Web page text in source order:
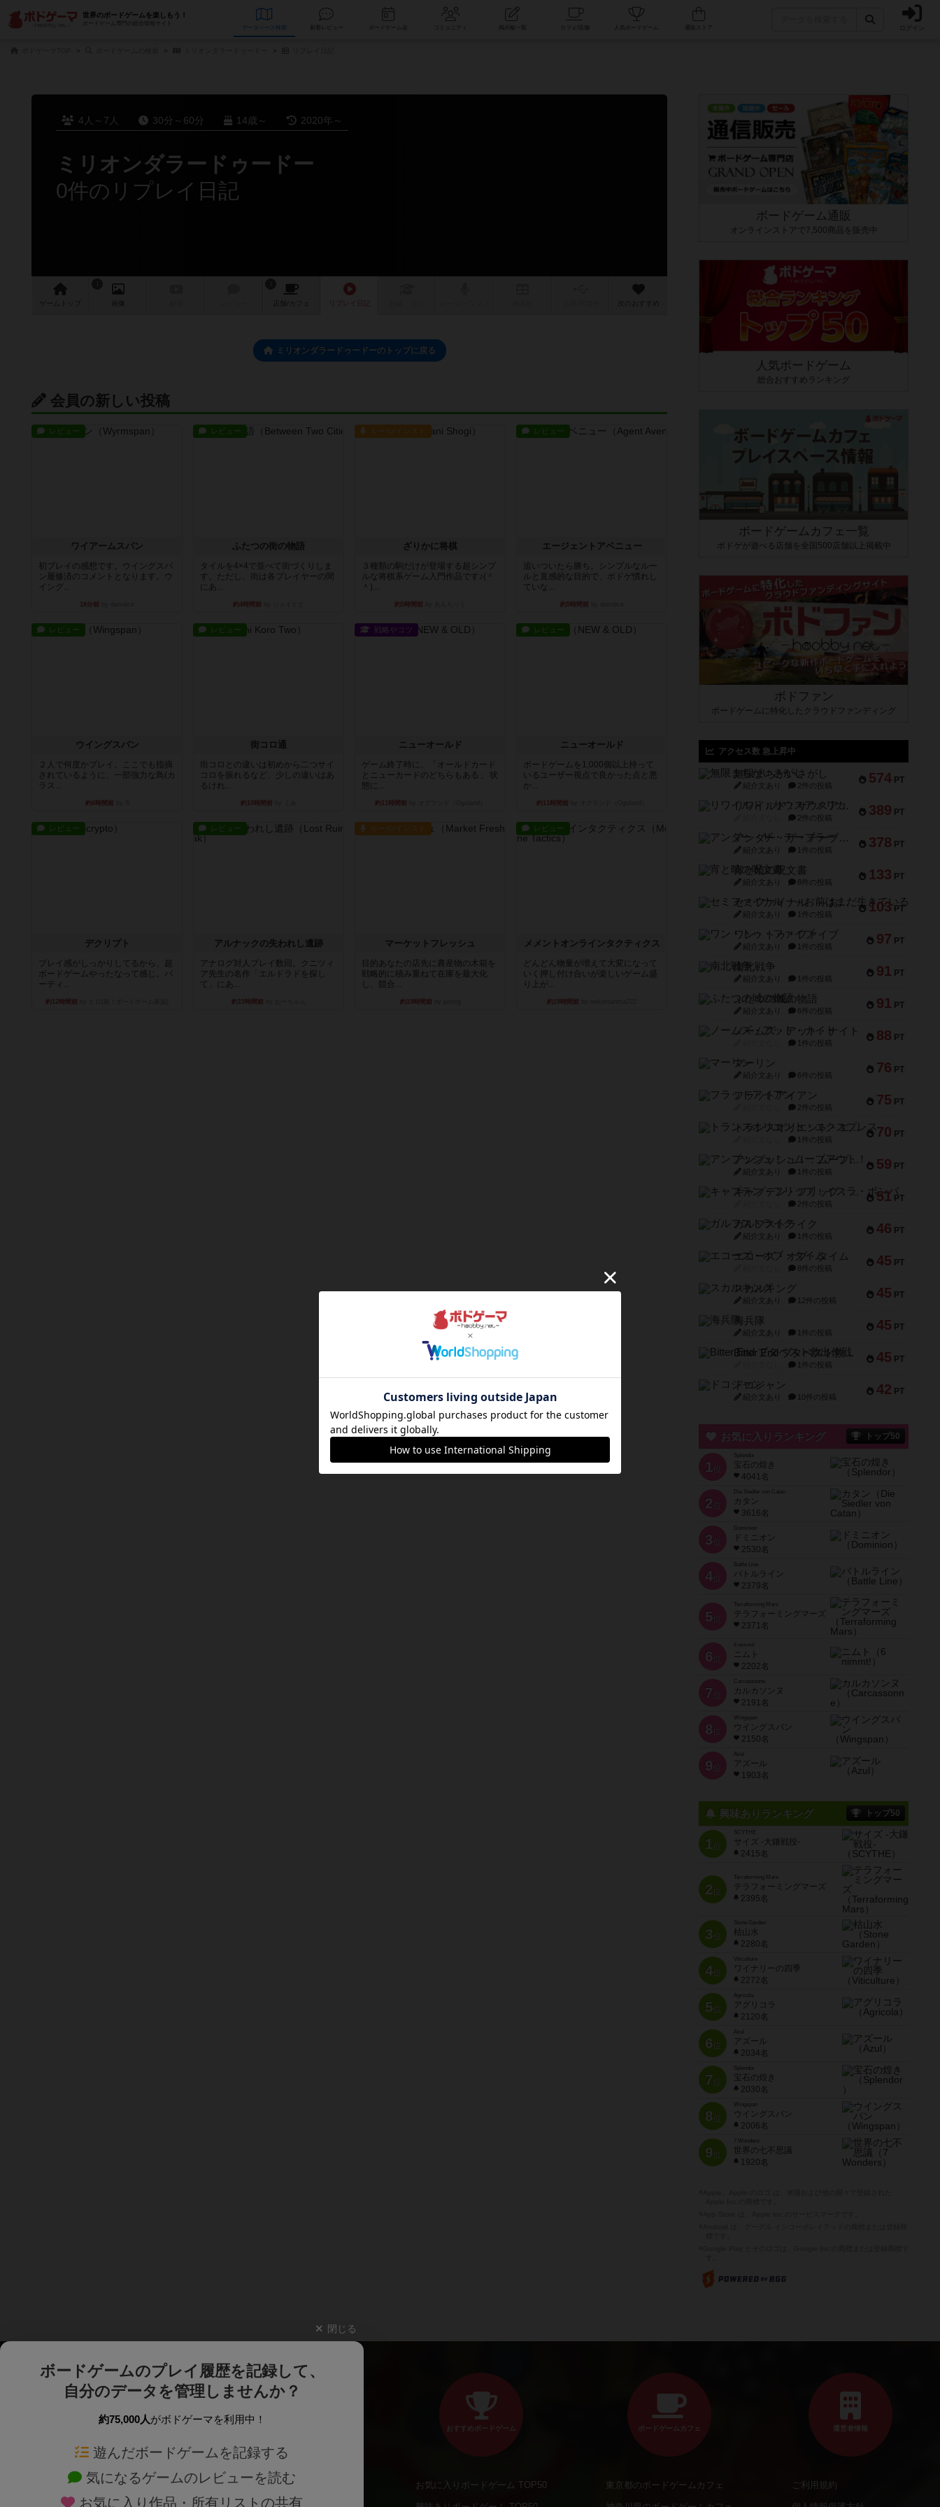
世界のボードゲームを楽しもう！
ボードゲーム専門の総合情報サイト
データベース コミュニティ 人気ボードゲーム ログイン
4人～7人 30分～60分 14歳～ 2020年～
ミリオンダラードゥードー
0件のリプレイ日記
ゲーム 画像 店舗/ カフェ 次のおすすめ
ミリオンダラードゥードーのトップに戻る
会員の新しい投稿
レビュー
ワイアームスパン
初プレイの感想です。ウイングスパ
ン履修済のコメントとなります。ウ
イング...
18分前
レビュー
ふたつの街の物語
タイルを4×4で並べて街づくりしま
す。ただし、街は各プレイヤーの間
にあ...
約4時間前
ルール/インスト
ざりかに将棋
３種類の駒だけが登場する超シンプ
ルな将棋系ゲーム入門作品です♪(＾
＾)...
約5時間前
レビュー
エージェントアベニュー
追いついたら勝ち。シンプルなルー
ルと直感的な目的で、ボドゲ慣れし
ていな...
約5時間前
レビュー
ウイングスパン
２人で何度かプレイ。ここでも指摘
されているように、一部強力な鳥(カ
ラス...
約6時間前
レビュー
街コロ通
街コロとの違いは初めから二つサイ
コロを振れるなど、少しの違いはあ
るけれ...
約10時間前
戦略やコツ
ニューオールド
ゲーム終了時に、「オールドカード
とニューカードのどちらもある」 状
態に...
約11時間前
レビュー
ニューオールド
ボードゲームを1,000個以上持って
いるユーザー視点で良かった点と悪
か...
約11時間前
レビュー
デクリプト
プレイ感がしっかりしてるから、超
ボードゲームやったなって感じ。パ
ーティ...
約12時間前
レビュー
アルナックの失われし遺跡
アナログ対人プレイ数回。クニツィ
ア先生の名作「エルドラドを探し
て」にあ...
約15時間前
ルール/インスト
マーケットフレッシュ
目的あなたの店先に農産物の木箱を
戦略的に積み重ねて在庫を最大化
し、競合...
約19時間前
レビュー
メメントオンラインタクティクス
どんどん物量が増えて大変になって
いく押し付け合いが楽しいゲーム盛
り上が...
約19時間前
ボードゲーム通販
オンラインストアで7,500商品を販売中
人気ボードゲーム
総合おすすめランキング
ボードゲームカフェ一覧
ボドゲが遊べる店舗を全国500店舗以上掲載中
ボドファン
ボードゲームに特化したクラウドファンディング
アクセス数 急上昇中
574 PT
無限まちがいさがし
紹介文あり 2件の投稿
389 PT
リワイルド：サウスアメリカ
2件の投稿
378 PT
アンダー・ザ・テーブラー
紹介文あり 1件の投稿
133 PT
宵と暁の呪文書
紹介文あり 8件の投稿
103 PT
セミファイナル ～お前はまだ生きている～
紹介文あり 1件の投稿
97 PT
ワン・トゥ・ファイブ
紹介文あり 1件の投稿
91 PT
南北戦争
紹介文あり 1件の投稿
91 PT
ふたつの城の物語
紹介文あり 6件の投稿
88 PT
ノームズ・アット・ナイト
1件の投稿
76 PT
マーリン
紹介文あり 6件の投稿
75 PT
フラットアイアン
2件の投稿
70 PT
トランスオリエント・エクスプレス
1件の投稿
59 PT
アンブッシュ！：ムーブアウト！
紹介文あり 1件の投稿
51 PT
キャプテン・フリップ：イスラ・ボンバ
2件の投稿
46 PT
ガルフストライク
紹介文あり 1件の投稿
45 PT
エコーズ・オブ・タイム
8件の投稿
45 PT
スカルキング
紹介文あり 12件の投稿
45 PT
海兵隊
紹介文あり 1件の投稿
45 PT
Bitter End ブタペスト救出作戦
1件の投稿
42 PT
ドコジャン
紹介文あり 10件の投稿
お気に入りランキング トップ50
1 位
宝石の煌き
4041名
2 位
Die Siedler von Catan
カタン
3616名
3 位
ドミニオン
2530名
4位
Battle Line
バトルライン
2379名
5 位
Terraforming Mars
テラフォーミングマーズ
2371名
6 位
ニムト
2202名
7 位
Carcassonne
カルカソンヌ
2191名
8 位
Wingspan
ウイングスパン
2150名
9 位
Azul
アズール
1903名
興味ありランキング トップ50
1位
SCYTHE
サイズ -大鎌戦役-
2415名
2位
Terraforming Mars
テラフォーミングマーズ
2395名
3位
Stone Garden
枯山水
2280名
4位
Viticulture
ワイナリーの四季
2272名
5位
Agricola
アグリコラ
2120名
6位
Azul
アズール
2034名
7位
宝石の煌き
2030名
8位
Wingspan
ウイングスパン
2006名
9位
7 Wonders
世界の七不思議
1920名
閉じる
ボードゲームのプレイ履歴を記録して、
自分のデータを管理しませんか？
約75,000人がボドゲーマを利用中！
遊んだボードゲームを記録する
気になるゲームのレビューを読む
お気に入り作品・所有リストの共有
ボードゲームを検索する 新作・再入荷情報
おすすめボードゲーム
お気に入りボードゲーム TOP50
ボードゲームカフェ
東京都のボードゲームカフェ
運営者情報
ご利用規約